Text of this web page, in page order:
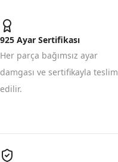
925 Ayar Sertifikası
Her parça bağımsız ayar
damgası ve sertifikayla teslim
edilir.